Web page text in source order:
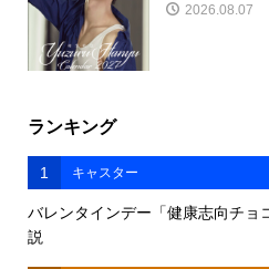
2026.08.07
ランキング
1 キャスター
バレンタインデー「健康志向チョ
説